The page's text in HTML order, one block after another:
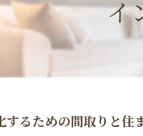
イ
るための間取りと住